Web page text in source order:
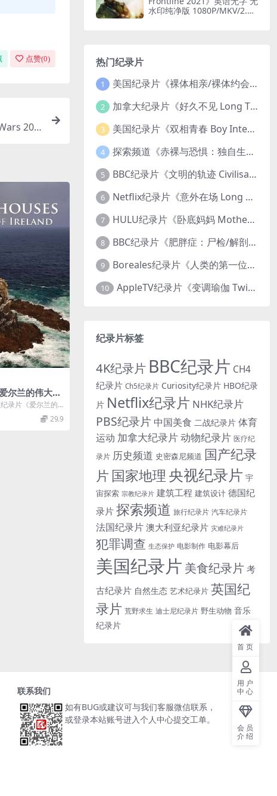
点赞(0)
202
尔兰的伟大灯
of Irel
英语中英双
1080P/MKV/1
录片《爱尔兰的
o...
29.9
水印纯净版 1080P/MKV/2.51
热门纪录片
1 美国纪录片《裸体相亲/裸体约会 Dating Naked 2014-2016》第1-3季全33集 英语中英双字 无水印纯净版 1080P/MKV/85.6G 裸体相亲真人秀
2 加拿大纪录片《好久不见 Long Time Comin 1993》英语中英双字 官方纯净版 1080P/MKV/1G 女同性艺术家
3 美国纪录片《双相青春 Boy Interrupted 2009》英语中英双字 官方纯净版 1080P/MKV/1.43G 青少年躁郁症
4 探索频道《赤裸与恐惧：独自生存/赤裸荒野求生 Naked and Afraid: Solo 2023》第一季全8集 英语中英双字 官方纯净版 高码1080P/MKV/45.4G
5 BBC纪录片《文明的轨迹 Civilisations 1969》全13集 英语中英双字 高清收藏版 1080P/MKV/64.1G 西方艺术史话
6 Netflix纪录片《意外在场 Long Shot 2017》英语中字 720P/NKV/1.06GB 美国谋杀误判案件
7 HULU纪录片《卧底妈妈 Mother Undercover 2023》全4集 英语中英双字 官方纯净版 1080P/MKV/7.6G 拯救孩子
8 BBC纪录片《肥胖症：尸检/解剖肥胖 Obesity: The Post Mortem 2016》英语中英双字 无水印纯净版 1080P/MKV/1.03G
9 Boreales纪录片《人类的第一位动物朋友：人类和狗的神奇故事 Man’s First Friend 2018》英语中英双字 1080P/MP4/1.8G 狗的神奇故事
10 AppleTV纪录片《变调瑜伽 Twisted Yoga 2026》全3集 英语中英双字 无水印纯净版 1080P/MKV/10G 瑜伽大师背后的真相
纪录片标签
4K纪录片 BBC纪录片 CH4
纪录片 Ch5纪录片 Curiosity纪录片 HBO纪录
片 Netflix纪录片 NHK纪录片
PBS纪录片 中国美食 二战纪录片 体育
运动 加拿大纪录片动物纪录片 医疗纪
录片 历史频道 史密森尼频道 国产纪录
片 国家地理 央视纪录片 宇
宙探索 宗教纪录片 建筑工程 建筑设计 德国纪
录片 探索频道 旅行纪录片 汽车纪录片
法国纪录片 澳大利亚纪录片 灾难纪录片
犯罪调查 生态保护 电影制作 电影幕后
美国纪录片 美食纪录片考
古纪录片 自然生态 艺术纪录片 英国纪
录片 荒野求生 迪士尼纪录片 野生动物 音乐
纪录片
联系我们
如有BUG或建议可与我们客服微信联系，
或登录本站账号进入个人中心提交工单。
首页
用户
中心
会员
介绍